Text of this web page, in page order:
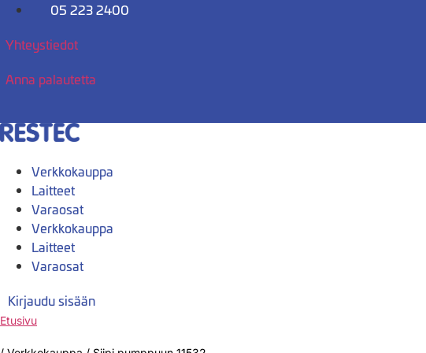
Mene
05 223 2400
Yhteystiedot
Anna palautetta
Verkkokauppa
Laitteet
Varaosat
Verkkokauppa
Laitteet
Varaosat
Kirjaudu sisään
Etusivu